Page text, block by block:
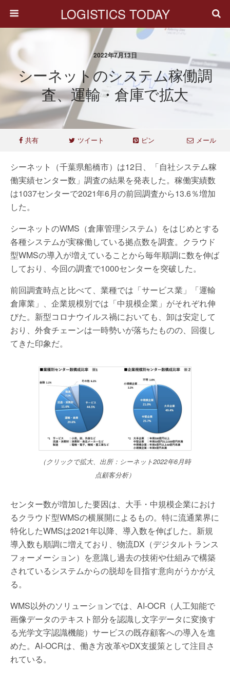
LOGISTICS TODAY
2022年7月13日
シーネットのシステム稼働調
査、運輸・倉庫で拡大
共有 ツイート ピン メール
シーネット（千葉県船橋市）は12日、「自社システム稼
働実績センター数」調査の結果を発表した。稼働実績数
は1037センターで2021年6月の前回調査から13.6％増加
した。
シーネットのWMS（倉庫管理システム）をはじめとする
各種システムが実稼働している拠点数を調査。クラウド
型WMSの導入が増えていることから毎年順調に数を伸ば
しており、今回の調査で1000センターを突破した。
前回調査時点と比べて、業種では「サービス業」「運輸
倉庫業」、企業規模別では「中規模企業」がそれぞれ伸
びた。新型コロナウイルス禍においても、卸は安定して
おり、外食チェーンは一時勢いが落ちたものの、回復し
てきた印象だ。
（クリックで拡大、出所：シーネット2022年6月時
点顧客分析）
センター数が増加した要因は、大手・中規模企業におけ
るクラウド型WMSの横展開によるもの。特に流通業界に
特化したWMSは2021年以降、導入数を伸ばした。新規
導入数も順調に増えており、物流DX（デジタルトランス
フォーメーション）を意識し過去の技術や仕組みで構築
されているシステムからの脱却を目指す意向がうかがえ
る。
WMS以外のソリューションでは、AI-OCR（人工知能で
画像データのテキスト部分を認識し文字データに変換す
る光学文字認識機能）サービスの既存顧客への導入を進
めた。AI-OCRは、働き方改革やDX支援策として注目さ
れている。